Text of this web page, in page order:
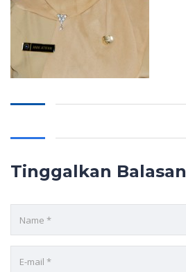
Tinggalkan Balasan